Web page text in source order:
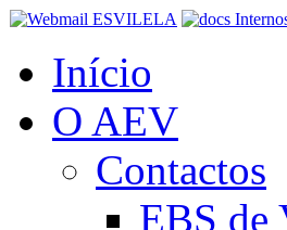
Início
O AEV
Contactos
EBS de